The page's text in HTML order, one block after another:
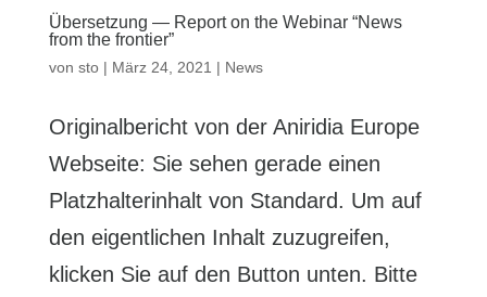
Übersetzung — Report on the Webinar “News
from the frontier”
von sto| März 24, 2021 | News
Originalbericht von der Aniridia Europe
Webseite: Sie sehen gerade einen
Platzhalterinhalt von Standard. Um auf
den eigentlichen Inhalt zuzugreifen,
klicken Sie auf den Button unten. Bitte